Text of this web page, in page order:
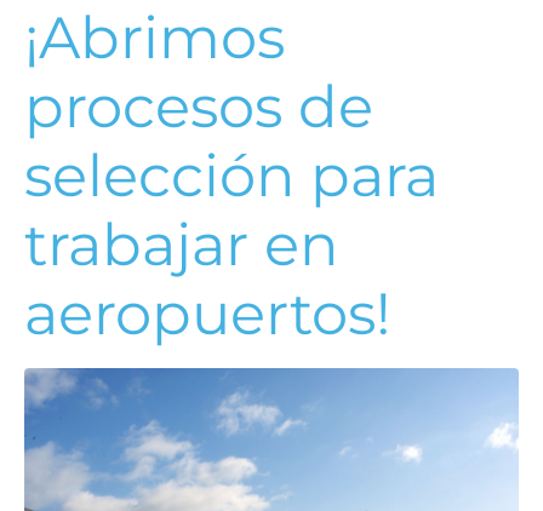
¡Abrimos
procesos de
selección para
trabajar en
aeropuertos!